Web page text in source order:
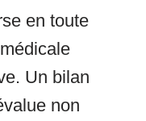
en toute
Un bilan
non